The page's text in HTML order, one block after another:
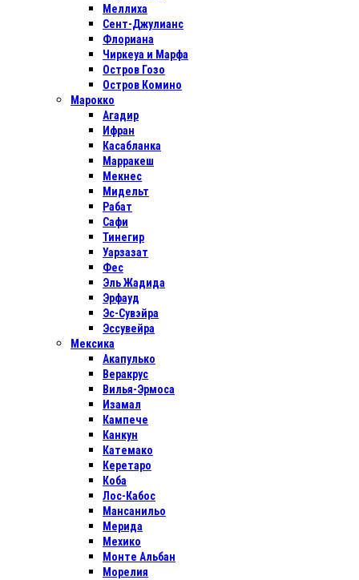
Меллиха
Сент-Джулианс
Флориана
Чиркеуа и Марфа
Остров Гозо
Остров Комино
Марокко
Агадир
Ифран
Касабланка
Марракеш
Мекнес
Мидельт
Рабат
Сафи
Тинегир
Уарзазат
Фес
Эль Жадида
Эрфауд
Эс-Сувэйра
Эссувейра
Мексика
Акапулько
Веракрус
Вилья-Эрмоса
Изамал
Кампече
Канкун
Катемако
Керетаро
Коба
Лос-Кабос
Мансанильо
Мерида
Мехико
Монте Альбан
Морелия